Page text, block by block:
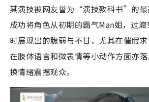
其演技被网友誉为“演技教科书”的最
成功将角色从初期的霸气Man姐，过
时展现出的脆弱与不甘，尤其在催眠求
在肢体语言和微表情等小动作方面亦
换情绪震撼观众。